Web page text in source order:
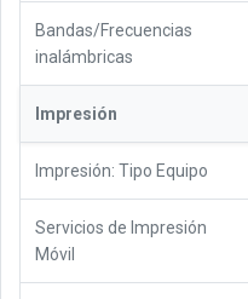
Bandas/Frecuencias
inalámbricas
Impresión
Impresión: Tipo Equipo
Servicios de Impresión
Móvil